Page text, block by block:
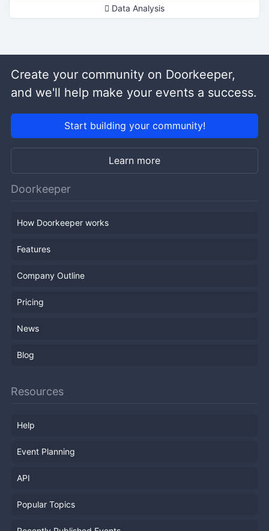
Data Analysis
Create your community on Doorkeeper,
and we'll help make your events a success.
Start building your community!
Learn more
Doorkeeper
How Doorkeeper works
Features
Company Outline
Pricing
News
Blog
Resources
Help
Event Planning
API
Popular Topics